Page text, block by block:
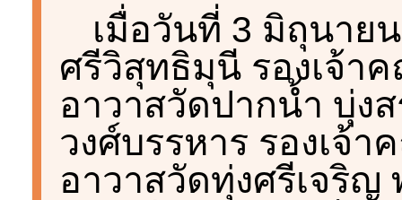
เมื่อวันที่ 3 มิถุนาย
ศรีวิสุทธิมุนี รองเจ้า
อาวาสวัดปากน้ำ บุ่ง
วงศ์บรรหาร รองเจ้
อาวาสวัดทุ่งศรีเจริ